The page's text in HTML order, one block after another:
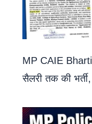
MP CAIE
सैलरी तक की